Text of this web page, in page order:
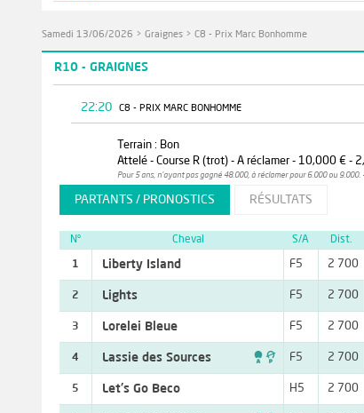
Samedi 13/06/2026 > Graignes > C8 - Prix Marc Bonhomme
R10 - GRAIGNES
22:20 C8 - PRIX MARC BONHOMME
Terrain : Bon
Attelé - Course R (trot) - A réclamer - 10,000 € -
Pour 5 ans, n'ayant pas gagné 48.000, à réclamer pour 6.000 ou
PARTANTS / PRONOSTICS RÉSULTATS
N° Cheval S/A Dist.
1 Liberty Island F5 2 700
2 Lights F5 2 700
3 Lorelei Bleue F5 2 700
4 Lassie des Sources  F5 2 700
5 Let's Go Beco H5 2 700